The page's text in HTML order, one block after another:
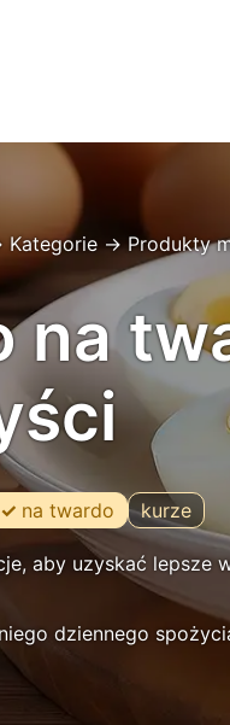
Kategorie →Produkty
na
na twardo kurze
aby uzyskać lepsze
dziennego